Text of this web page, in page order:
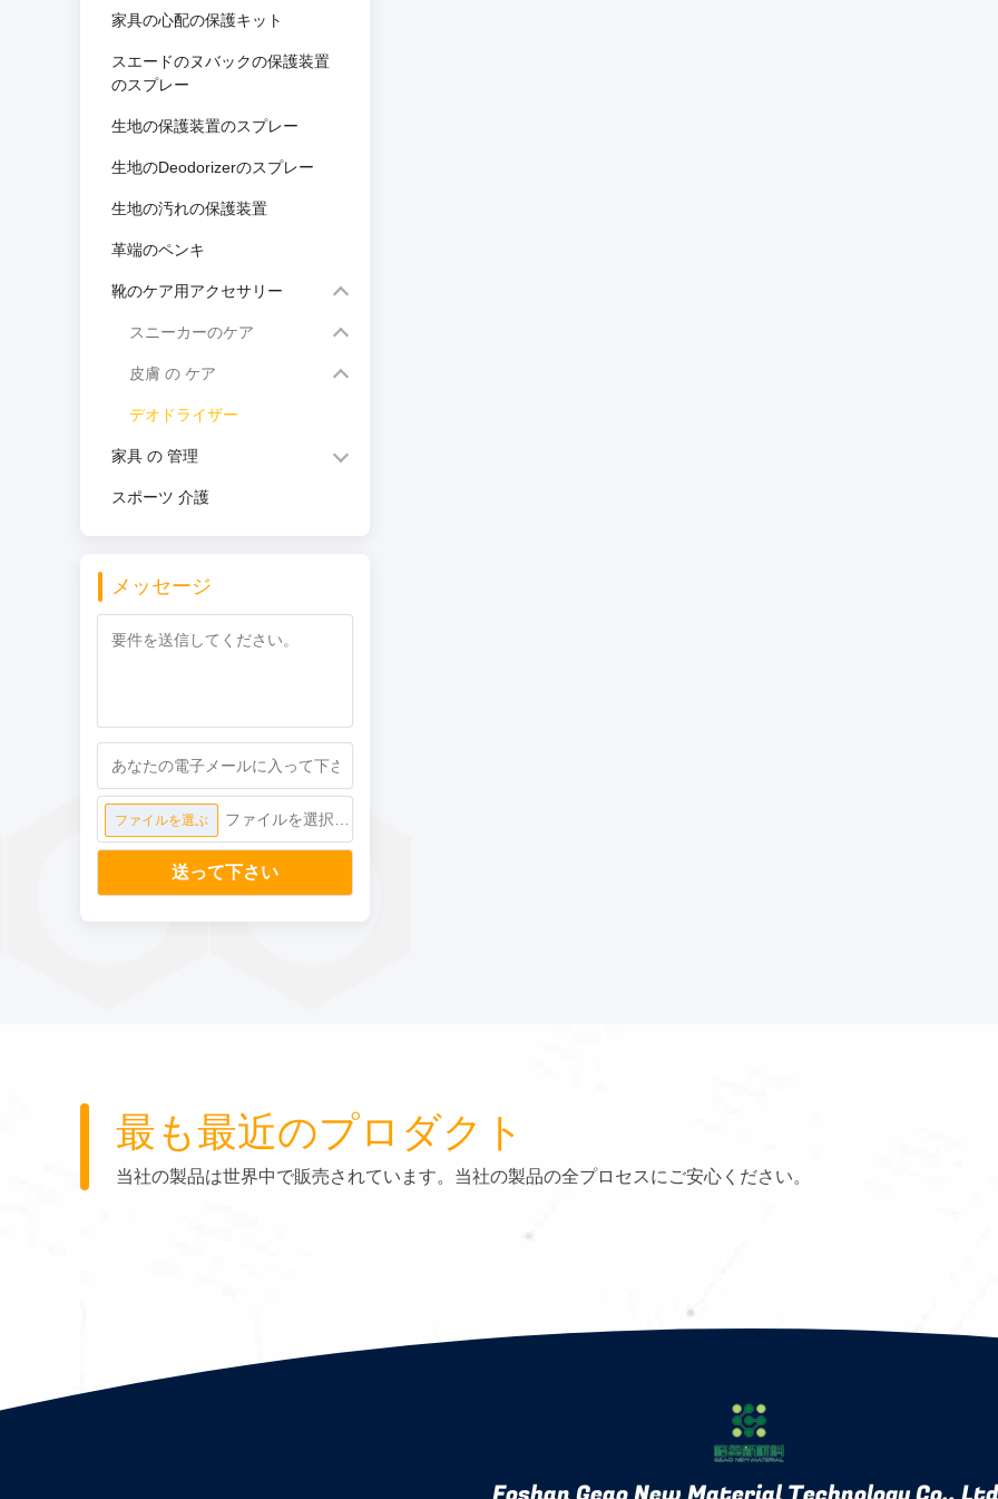
家具の心配の保護キット
スエードのヌバックの保護装置
のスプレー
生地の保護装置のスプレー
生地のDeodorizerのスプレー
生地の汚れの保護装置
革端のペンキ
靴のケア用アクセサリー
スニーカーのケア
皮膚 の ケア
デオドライザー
家具 の 管理
スポーツ 介護
メッセージ
ファイルを選ぶ
送って下さい
最も最近のプロダクト
当社の製品は世界中で販売されています。当社の製品の全プロセスにご安心ください。